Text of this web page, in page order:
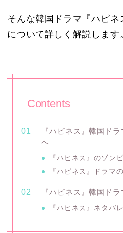
そんな韓国ドラマ『ハピネ
について詳しく解説します
Contents
『ハピネス』韓国ド
へ
『ハピネス』のゾン
『ハピネス』ドラマ
『ハピネス』韓国ド
『ハピネス』ネタバ